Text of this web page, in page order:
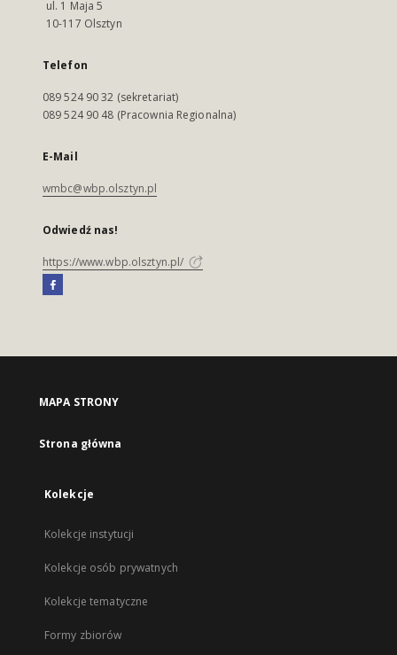
ul. 1 Maja 5
10-117 Olsztyn
Telefon
089 524 90 32 (sekretariat)
089 524 90 48 (Pracownia Regionalna)
E-Mail
wmbc@wbp.olsztyn.pl
Odwiedź nas!
https://www.wbp.olsztyn.pl/
MAPA STRONY
Strona główna
Kolekcje
Kolekcje instytucji
Kolekcje osób prywatnych
Kolekcje tematyczne
Formy zbiorów